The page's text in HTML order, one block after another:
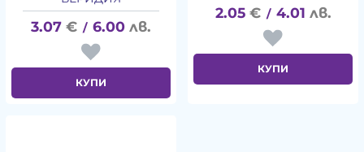
3.07 € / 6.00 лв.
КУПИ
2.05 € / 4.01 лв.
КУПИ